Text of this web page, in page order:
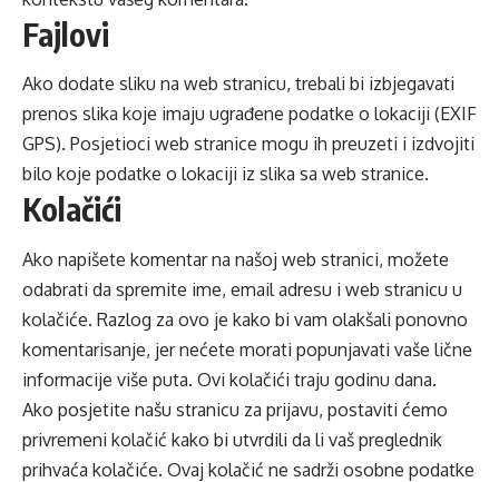
Fajlovi
Ako dodate sliku na web stranicu, trebali bi izbjegavati
prenos slika koje imaju ugrađene podatke o lokaciji (EXIF
GPS). Posjetioci web stranice mogu ih preuzeti i izdvojiti
bilo koje podatke o lokaciji iz slika sa web stranice.
Kolačići
Ako napišete komentar na našoj web stranici, možete
odabrati da spremite ime, email adresu i web stranicu u
kolačiće. Razlog za ovo je kako bi vam olakšali ponovno
komentarisanje, jer nećete morati popunjavati vaše lične
informacije više puta. Ovi kolačići traju godinu dana.
Ako posjetite našu stranicu za prijavu, postaviti ćemo
privremeni kolačić kako bi utvrdili da li vaš preglednik
prihvaća kolačiće. Ovaj kolačić ne sadrži osobne podatke